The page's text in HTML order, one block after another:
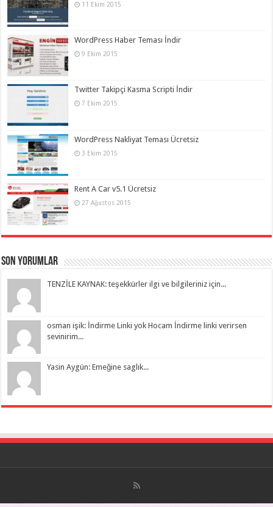
11 Ekim 2015
WordPress Haber Teması İndir
9 Ekim 2015
Twitter Takipçi Kasma Scripti İndir
7 Ekim 2015
WordPress Nakliyat Teması Ücretsiz
3 Ekim 2015
Rent A Car v5.1 Ücretsiz
27 Ağustos 2015
Son Yorumlar
TENZİLE KAYNAK: teşekkürler ilgi ve bilgileriniz için...
osman işik: İndirme Linki yok Hocam İndirme linki verirsen
sevinirim...
Yasin Aygün: Emeğine saglık...